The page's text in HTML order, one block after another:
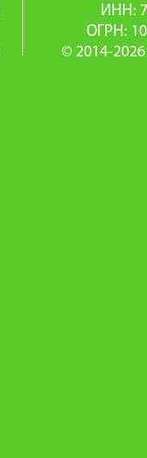
ИНН:
ОГРН:
© 2014-